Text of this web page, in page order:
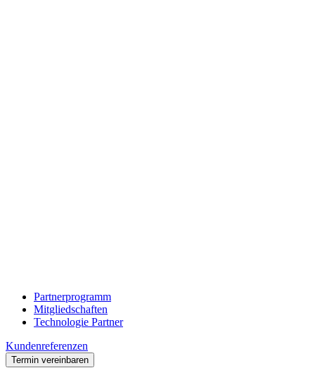
Partnerprogramm
Mitgliedschaften
Technologie Partner
Kundenreferenzen
Termin vereinbaren